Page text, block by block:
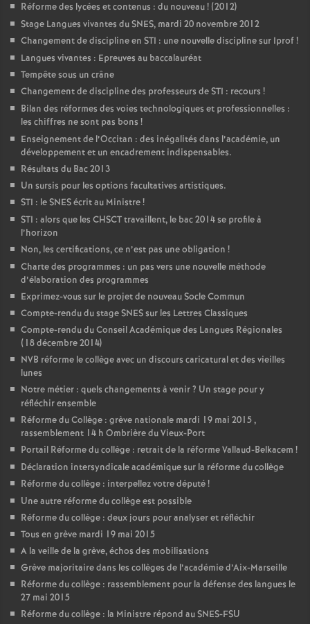
Réforme des lycées et contenus : du nouveau! (2012)
Stage Langues vivantes du SNES, mardi 20 novembre 2012
Changement de discipline en STI : une nouvelle discipline sur Iprof!
Langues vivantes : Epreuves au baccalauréat
Tempête sous un crâne
Changement de discipline des professeurs de STI : recours !
Bilan des réformes des voies technologiques et professionnelles :
les chiffres ne sont pas bons !
Enseignement de l’Occitan : des inégalités dans l’académie, un
développement et un encadrement indispensables.
Résultats du Bac 2013
Un sursis pour les options facultatives artistiques.
STI : le SNES écrit au Ministre!
STI : alors que les CHSCT travaillent, le bac 2014 se profile à
l’horizon
Non, les certifications, ce n’est pas une obligation !
Charte des programmes : un pas vers une nouvelle méthode
d’élaboration des programmes
Exprimez-vous sur le projet de nouveau Socle Commun
Compte-rendu du stage SNES sur les Lettres Classiques
Compte-rendu du Conseil Académique des Langues Régionales
(18 décembre 2014)
NVB réforme le collège avec un discours caricatural et des vieilles
lunes
Notre métier : quels changements à venir? Un stage pour y
réfléchir ensemble
Réforme du Collège : grève nationale mardi 19 mai 2015 ,
rassemblement 14 h Ombrière du Vieux-Port
Portail Réforme du collège : retrait de la réforme Vallaud-Belkacem !
Déclaration intersyndicale académique sur la réforme du collège
Réforme du collège : interpellez votre député!
Une autre réforme du collège est possible
Réforme du collège : deux jours pour analyser et réfléchir
Tous en grève mardi 19 mai 2015
A la veille de la grève, échos des mobilisations
Grève majoritaire dans les collèges de l’académie d’Aix-Marseille
Réforme du collège : rassemblement pour la défense des langues le
27 mai 2015
Réforme du collège : la Ministre répond au SNES-FSU